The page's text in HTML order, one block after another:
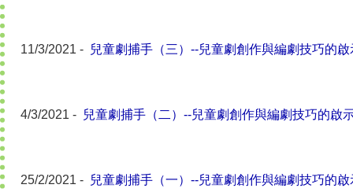
11/3/2021 - 兒童劇捕手（三）--兒童劇創作與編劇技巧的啟
4/3/2021 - 兒童劇捕手（二）--兒童劇創作與編劇技巧的啟
25/2/2021 - 兒童劇捕手（一）--兒童劇創作與編劇技巧的啟